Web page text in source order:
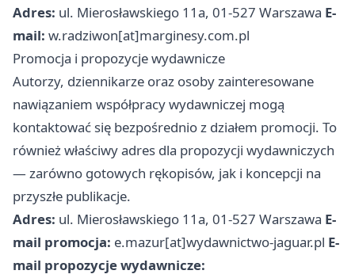
Adres: ul. Mierosławskiego 11a, 01-527 Warszawa E-
mail: w.radziwon[at]marginesy.com.pl
Promocja i propozycje wydawnicze
Autorzy, dziennikarze oraz osoby zainteresowane
nawiązaniem współpracy wydawniczej mogą
kontaktować się bezpośrednio z działem promocji. To
również właściwy adres dla propozycji wydawniczych
— zarówno gotowych rękopisów, jak i koncepcji na
przyszłe publikacje.
Adres: ul. Mierosławskiego 11a, 01-527 Warszawa E-
mail promocja: e.mazur[at]wydawnictwo-jaguar.pl E-
mail propozycje wydawnicze: